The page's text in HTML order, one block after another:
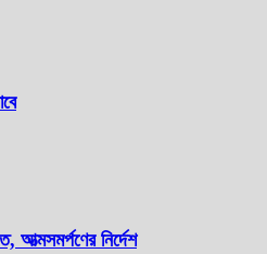
আত্মসমর্পণের নির্দেশ